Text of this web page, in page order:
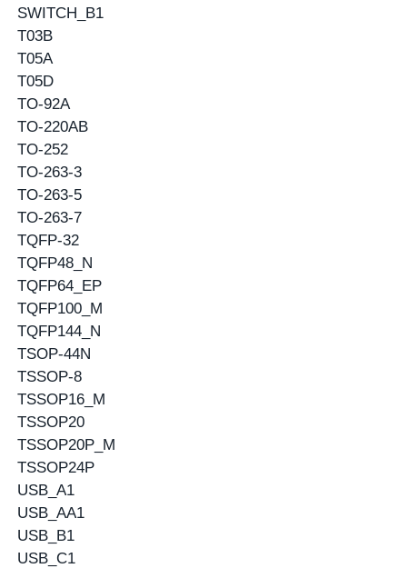
SWITCH_B1
T03B
T05A
T05D
TO-92A
TO-220AB
TO-252
TO-263-3
TO-263-5
TO-263-7
TQFP-32
TQFP48_N
TQFP64_EP
TQFP100_M
TQFP144_N
TSOP-44N
TSSOP-8
TSSOP16_M
TSSOP20
TSSOP20P_M
TSSOP24P
USB_A1
USB_AA1
USB_B1
USB_C1